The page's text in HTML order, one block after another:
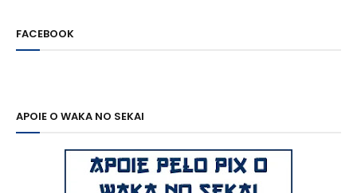
FACEBOOK
APOIE O WAKA NO SEKAI